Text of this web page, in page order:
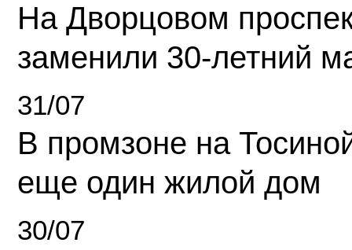
На Дворцовом
заменили 30-летний
31/07
В промзоне на
еще один жилой дом
30/07